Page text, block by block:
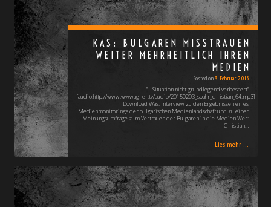
KAS: BULGAREN MISSTRAUEN
WEITER MEHRHEITLICH IHREN
MEDIEN
Posted on3. Februar 2015
"... Situation nicht grundlegend verbessert"
[audio:http://www.wwwagner.tv/audio/20150203_spahr_christian_64.mp3]
Download Was: Interview zu den Ergebnissen eines
Medienmonitorings der bulgarischen Medienlandschaft und zu einer
Meinungsumfrage zum Vertrauen der Bulgaren in die Medien Wer:
Christian…
Lies mehr ...